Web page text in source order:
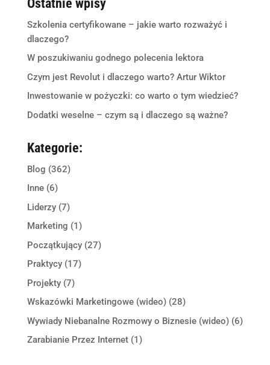
Ostatnie wpisy
Szkolenia certyfikowane – jakie warto rozważyć i
dlaczego?
W poszukiwaniu godnego polecenia lektora
Czym jest Revolut i dlaczego warto? Artur Wiktor
Inwestowanie w pożyczki: co warto o tym wiedzieć?
Dodatki weselne – czym są i dlaczego są ważne?
Kategorie:
Blog (362)
Inne(6)
Liderzy(7)
Marketing (1)
Początkujący(27)
Praktycy(17)
Projekty(7)
Wskazówki Marketingowe (wideo)(28)
Wywiady Niebanalne Rozmowy o Biznesie (wideo)(6)
Zarabianie Przez Internet(1)